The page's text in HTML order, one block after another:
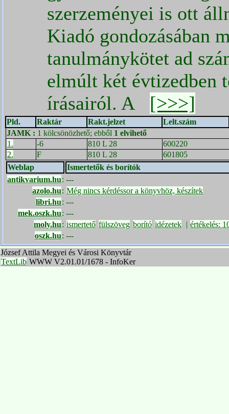
szerzeményei is ott
Kiadó gondozásában
tanulmánykötet ad
elmúlt két évtizedben
írásairól. A [>>>]
Pld. Raktár Rakt.jelzet
Lelt.szám
JAMK : 1 kölcsönözhető; ebből 1 elvihető
1.
-6 810 L 28
600220
2.
F 810 L 28
601805
Weblap
Ismertetők és borítók
antikvarium.hu: ---
azolo.hu: Még nincs kérdéssor a könyvhöz, készítek
libri.hu: ---
mek.oszk.hu: ---
moly.hu: ismertető fülszöveg borító idézetek | értékelés:
oszk.hu: ---
József Attila Megyei és Városi Könyvtár
TextLib WWW V2.01.01/1678 - InfoKer